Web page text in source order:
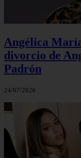
Angélica
divorcio de
Padrón
24/07/2026